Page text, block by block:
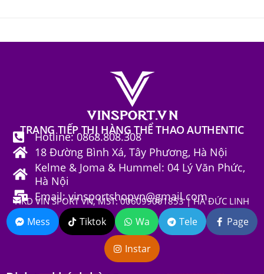
TRANG TIẾP THỊ HÀNG THỂ THAO AUTHENTIC
Hotline: 0868.808.308
18 Đường Bình Xá, Tây Phương, Hà Nội
Kelme & Joma & Hummel: 04 Lý Văn Phức,
Hà Nội
Email: vinsportshopvn@gmail.com
HKD VIN SPORT VN, MST: 006099001853 | HÀ ĐỨC LINH
Mess Tiktok Wa Tele Page
Instar